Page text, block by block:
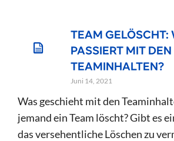
TEAM GELÖSCHT:
PASSIERT MIT DEN
TEAMINHALTEN?
Juni 14, 2021
Was geschieht mit den
jemand ein Team löscht? Gibt es
das versehentliche Löschen zu